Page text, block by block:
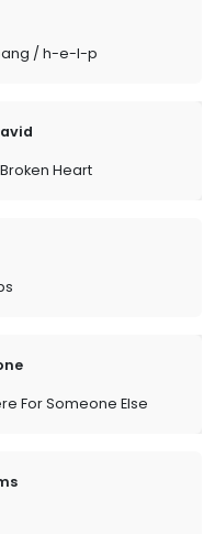
/ h-e-l-p
Heart
For Someone Else